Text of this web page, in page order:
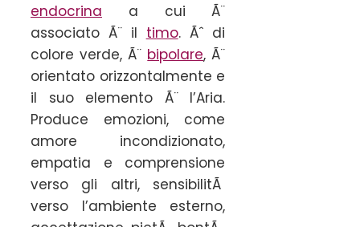
endocrina a cui Ã¨
associato Ã¨ il timo. Ãˆ di
colore verde, Ã¨ bipolare, Ã¨
orientato orizzontalmente e
il suo elemento Ã¨ l’Aria.
Produce emozioni, come
amore incondizionato,
empatia e comprensione
verso gli altri, sensibilitÃ
verso l’ambiente esterno,